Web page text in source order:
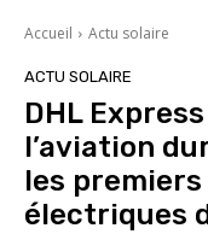
Accueil Actu solaire
ACTU SOLAIRE
DHL
l’aviation
les
électriques